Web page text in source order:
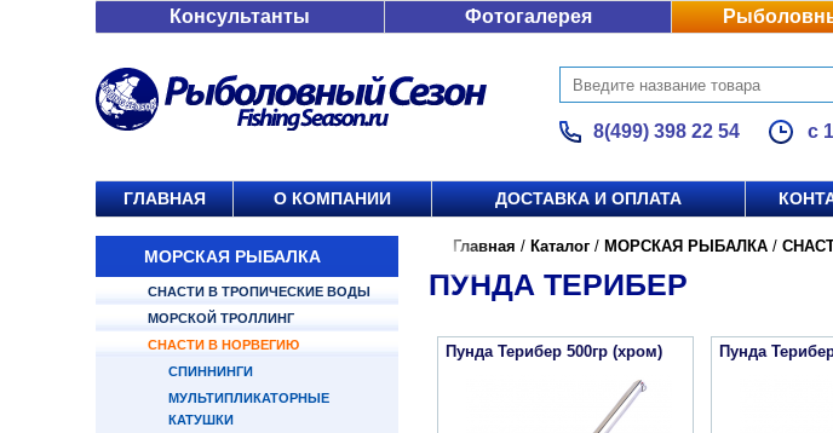
Консультанты Фотогалерея
8(499) 398 22 54 с
ГЛАВНАЯ О КОМПАНИИ ДОСТАВКА И ОПЛАТА
МОРСКАЯ РЫБАЛКА
СНАСТИ В ТРОПИЧЕСКИЕ ВОДЫ
МОРСКОЙ ТРОЛЛИНГ
СНАСТИ В НОРВЕГИЮ
СПИННИНГИ
МУЛЬТИПЛИКАТОРНЫЕ
КАТУШКИ
Главная / Каталог / МОРСКАЯ РЫБАЛКА /
ПУНДА ТЕРИБЕР
Пунда Терибер 500гр (хром) Пунда